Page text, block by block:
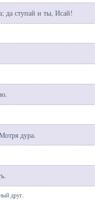
да ступай и ты, Исай!
дура.
друг.